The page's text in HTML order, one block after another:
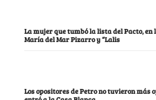
La mujer que tumbó la lista del Pacto,
María del Mar Pizarro y “Lalis
Los opositores de Petro no tuvieron